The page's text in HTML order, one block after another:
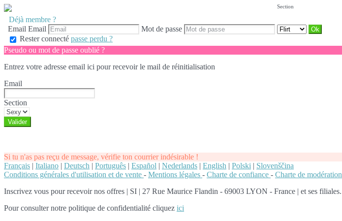
Déjà membre ?
Email Email Mot de passe
Section
Rester connecté passe perdu ?
Pseudo ou mot de passe oublié ?
Entrez votre adresse email ici pour recevoir le mail de réinitialisation
Email
Section
Si tu n'as pas reçu de message, vérifie ton courrier indésirable !
Français | Italiano | Deutsch | Português | Español | Nederlands | English | Polski | Slovenščina
Conditions générales d'utilisation et de vente - Mentions légales - Charte de confiance - Charte de modération
Inscrivez vous pour recevoir nos offres | SI | 27 Rue Maurice Flandin - 69003 LYON - France | et ses filiales.
Pour consulter notre politique de confidentialité cliquez ici